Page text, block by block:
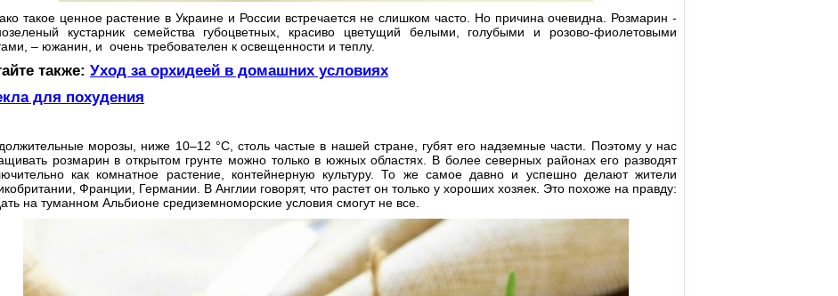
такое ценное растение в Украине и России встречается не слишком часто. Но причина очевидна. Розмарин -
кустарник семейства губоцветных, красиво цветущий белыми, голубыми и розово-фиолетовыми
– южанин, и очень требователен к освещенности и теплу.
также: Уход за орхидеей в домашних условиях
для похудения
морозы, ниже 10–12 °С, столь частые в нашей стране, губят его надземные части. Поэтому у нас
розмарин в открытом грунте можно только в южных областях. В более северных районах его разводят
как комнатное растение, контейнерную культуру. То же самое давно и успешно делают жители
Франции, Германии. В Англии говорят, что растет он только у хороших хозяек. Это похоже на правду:
на туманном Альбионе средиземноморские условия смогут не все.